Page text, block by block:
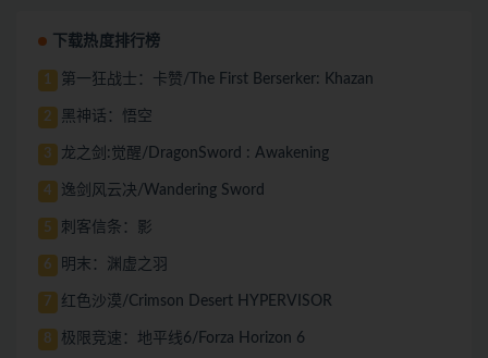
下载热度排行榜
1 第一狂战士：卡赞/The First Berserker: Khazan
2 黑神话：悟空
3 龙之剑:觉醒/DragonSword : Awakening
4 逸剑风云决/Wandering Sword
5 刺客信条：影
6 明末：渊虚之羽
7 红色沙漠/Crimson Desert HYPERVISOR
8 极限竞速：地平线6/Forza Horizon 6